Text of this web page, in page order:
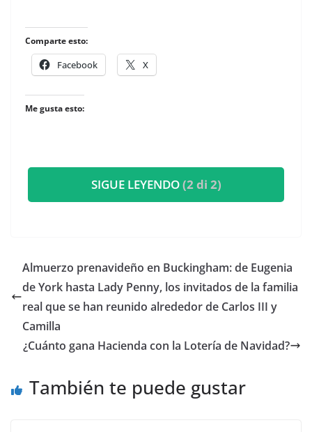
Comparte esto:
Facebook X
Me gusta esto:
SIGUE LEYENDO(2 di 2)
​Almuerzo prenavideño en Buckingham: de Eugenia
de York hasta Lady Penny, los invitados de la familia
real que se han reunido alrededor de Carlos III y
Camilla
¿Cuánto gana Hacienda con la Lotería de Navidad?
También te puede gustar